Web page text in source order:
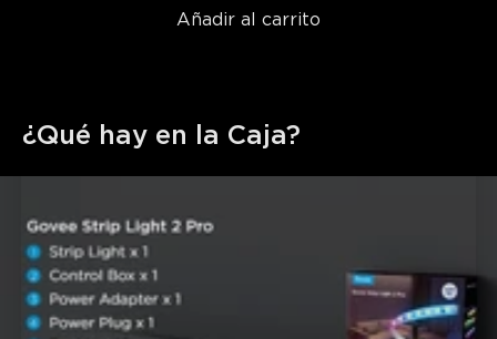
Añadir al carrito
¿Qué hay en la Caja?